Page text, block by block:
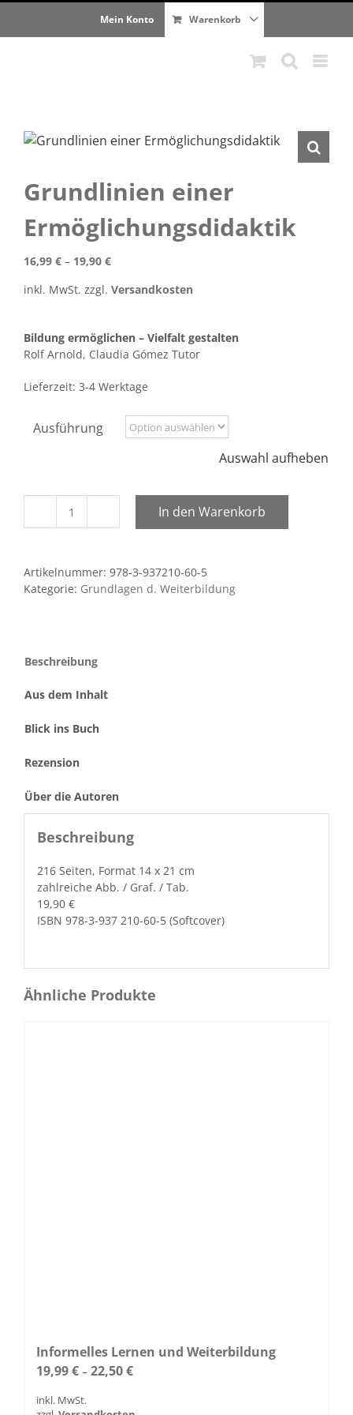
Mein Konto Warenkorb
Grundlinien einer
Ermöglichungsdidaktik
16,99 € – 19,90 €
inkl. MwSt. zzgl. Versandkosten
Bildung ermöglichen – Vielfalt gestalten
Rolf Arnold, Claudia Gómez Tutor
Lieferzeit: 3-4 Werktage
Ausführung
Auswahl aufheben
Grundlinien
Menge
In den Warenkorb
Artikelnummer: 978-3-937210-60-5
Kategorie: Grundlagen d. Weiterbildung
Beschreibung
Aus dem Inhalt
Blick ins Buch
Rezension
Über die Autoren
Beschreibung
216 Seit­en, For­mat 14 x 21 cm
zahlre­iche Abb. / Graf. / Tab.
19,90 €
ISBN 978-3-937 210-60-5 (Soft­cov­er)
Ähnliche Produkte
Informelles Lernen und Weiterbildung
19,99€ – 22,50€
inkl. MwSt.